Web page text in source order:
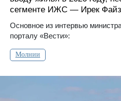
сегменте ИЖС — Ирек
Основное из интервью
порталу «Вести»:
Молнии